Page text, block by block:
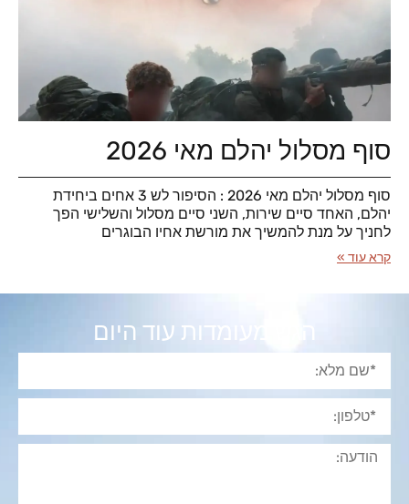
סוף מסלול יהלם מאי 2026
סוף מסלול יהלם מאי 2026 : הסיפור לש 3 אחים ביחידת
יהלם, האחד סיים שירות, השני סיים מסלול והשלישי הפך
לחניך על מנת להמשיך את מורשת אחיו הבוגרים
קרא עוד »
הגש מעומדות עוד היום